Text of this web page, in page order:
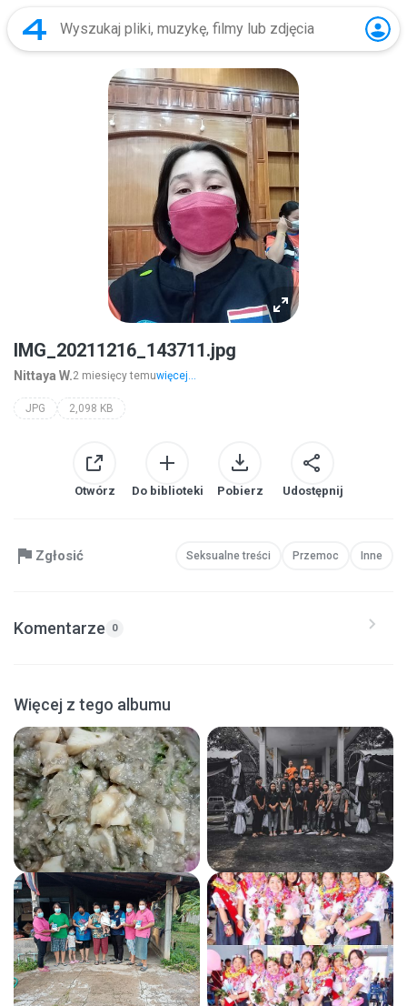
IMG_20211216_143711.jpg
Nittaya W.2 miesięcy temuwięcej...
JPG 2,098 KB
Otwórz Do biblioteki Pobierz Udostępnij
Zgłosić Seksualne treści Przemoc Inne
Komentarze 0
Więcej z tego albumu